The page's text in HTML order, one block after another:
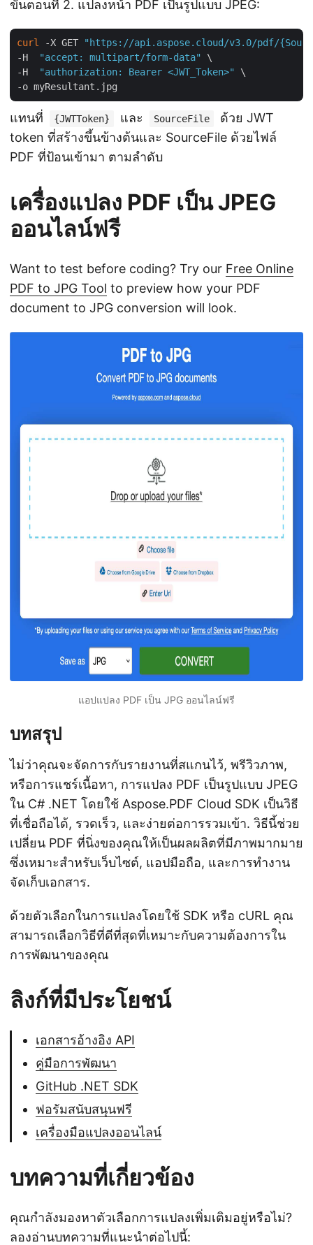
ขั้นตอนที่ 2. แปลงหน้า PDF เป็นรูปแบบ JPEG:
curl -X GET
"https://api.aspose.cloud/v3.0/pdf/
-H
"accept: multipart/form-data"
\
-H
"authorization: Bearer <JWT_Token>"
\
แทนที่ {JWTToken} และ SourceFile
ด้วย JWT
token ที่สร้างขึ้นข้างต้นและ SourceFile ด้วยไฟล์
PDF ที่ป้อนเข้ามา ตามลำดับ
เครื่องแปลง PDF เป็น JPEG
ออนไลน์ฟรี
Want to test before coding? Try our Free Online
PDF to JPG Tool to preview how your PDF
document to JPG conversion will look.
แอปแปลง PDF เป็น JPG ออนไลน์ฟรี
บทสรุป
ไม่ว่าคุณจะจัดการกับรายงานที่สแกนไว้, พรีวิวภาพ,
หรือการแชร์เนื้อหา, การแปลง PDF เป็นรูปแบบ JPEG
ใน C# .NET โดยใช้ Aspose.PDF Cloud SDK เป็นวิธี
ที่เชื่อถือได้, รวดเร็ว, และง่ายต่อการรวมเข้า. วิธีนี้ช่วย
เปลี่ยน PDF ที่นิ่งของคุณให้เป็นผลผลิตที่มีภาพมากมาย
ซึ่งเหมาะสำหรับเว็บไซต์, แอปมือถือ, และการทำงาน
จัดเก็บเอกสาร.
ด้วยตัวเลือกในการแปลงโดยใช้ SDK หรือ cURL คุณ
สามารถเลือกวิธีที่ดีที่สุดที่เหมาะกับความต้องการใน
การพัฒนาของคุณ
ลิงก์ที่มีประโยชน์
เอกสารอ้างอิง API
คู่มือการพัฒนา
GitHub .NET SDK
ฟอรัมสนับสนุนฟรี
เครื่องมือแปลงออนไลน์
บทความที่เกี่ยวข้อง
คุณกำลังมองหาตัวเลือกการแปลงเพิ่มเติมอยู่หรือไม่?
ลองอ่านบทความที่แนะนำต่อไปนี้: